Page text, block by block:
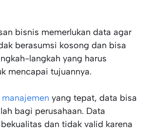
bisnis memerlukan data agar
berasumsi kosong dan bisa
langkah yang harus
mencapai tujuannya.
manajemen yang tepat, data bisa
bagi perusahaan. Data
dan tidak valid karena